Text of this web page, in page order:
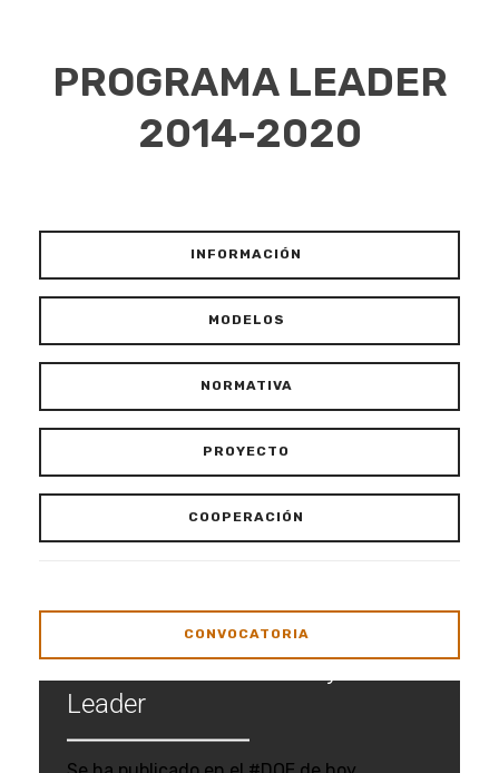
PROGRAMA LEADER
2014-2020
INFORMACIÓN
MODELOS
NORMATIVA
PROYECTO
COOPERACIÓN
CONVOCATORIA
10ª Convocatoria de Ayudas
Leader